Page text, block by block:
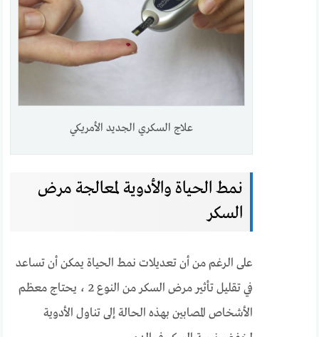
علاج السكري الجديد الأمريكي
نمط الحياة والأدوية لمعالجة مرض
السكر
على الرغم من أن تعديلات نمط الحياة يمكن أن تساعد
في تقليل تأثير مرض السكر من النوع 2 ، يحتاج معظم
الأشخاص المصابين بهذه الحالة إلى تناول الأدوية